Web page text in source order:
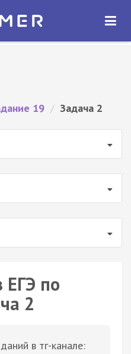
ОТКРЫТЬ
19 / Задача 2
ЕГЭ по
2
в тг-канале: